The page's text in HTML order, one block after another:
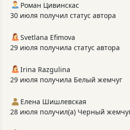
Роман Цивинскас
30 июля получил статус автора
Svetlana Efimova
29 июля получила статус автора
Irina Razgulina
29 июля получила Белый жемчуг
Елена Шишлевская
28 июля получил(а) Черный